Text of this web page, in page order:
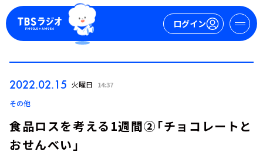
ログイン
2022.02.15 火曜日 14:37
その他
食品ロスを考える1週間②「チョコレートと
おせんべい」